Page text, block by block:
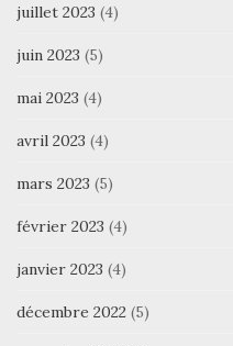
juillet 2023 (4)
juin 2023 (5)
mai 2023 (4)
avril 2023 (4)
mars 2023 (5)
février 2023 (4)
janvier 2023 (4)
décembre 2022 (5)